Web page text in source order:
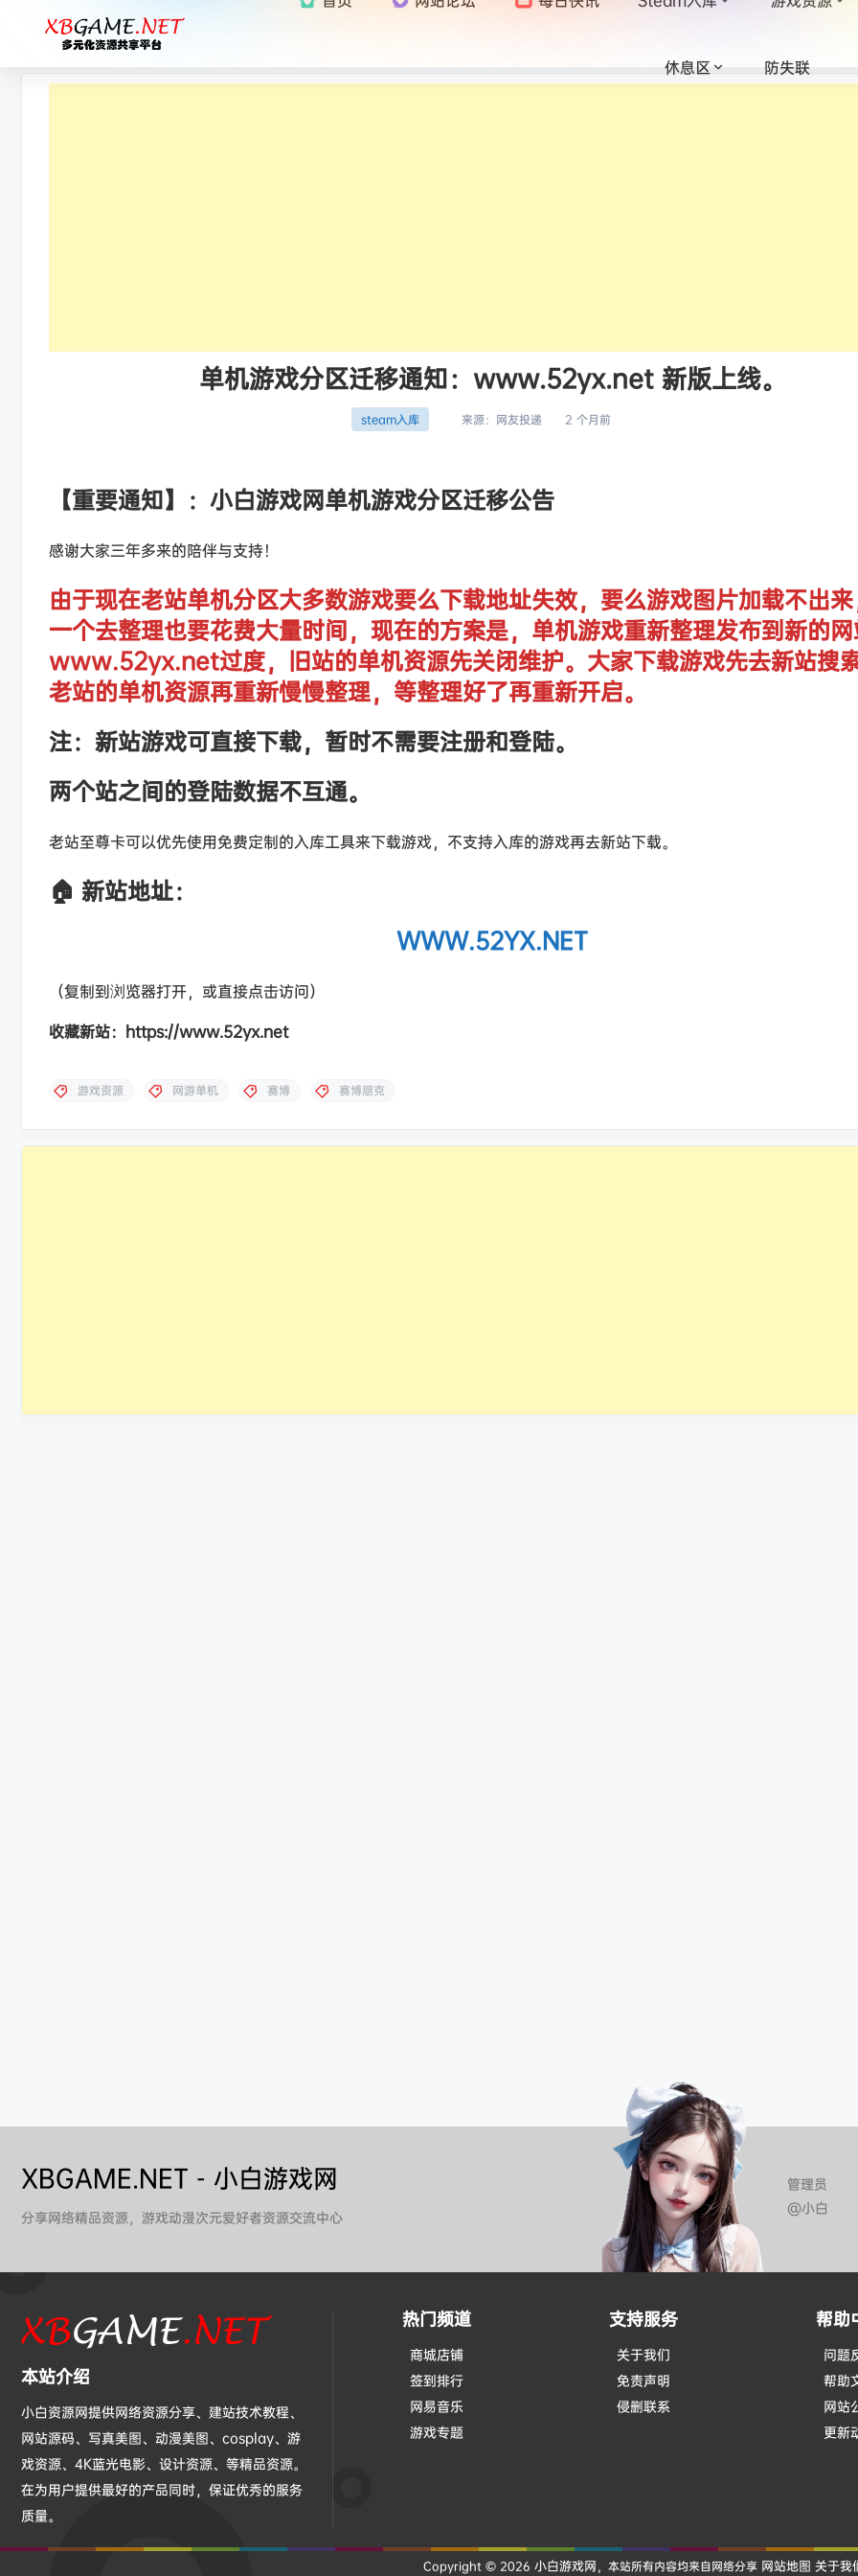
休息区 防失联
单机游戏分区迁移通知：www.52yx.net 新版上线。
steam入库 来源： 网友投递 2 个月前
【重要通知】：小白游戏网单机游戏分区迁移公告
感谢大家三年多来的陪伴与支持！
由于现在老站单机分区大多数游戏要么下载地址失效，要么游戏图片加载不出
一个去整理也要花费大量时间，现在的方案是，单机游戏重新整理发布到新的
www.52yx.net过度，旧站的单机资源先关闭维护。大家下载游戏先去新站搜
老站的单机资源再重新慢慢整理，等整理好了再重新开启。
注：新站游戏可直接下载，暂时不需要注册和登陆。
两个站之间的登陆数据不互通。
老站至尊卡可以优先使用免费定制的入库工具来下载游戏，不支持入库的游戏再去新站下载。
🏠 新站地址：
WWW.52YX.NET
（复制到浏览器打开，或直接点击访问）
收藏新站：https://www.52yx.net
游戏资源 网游单机 赛博 赛博朋克
XBGAME.NET - 小白游戏网
分享网络精品资源，游戏动漫次元爱好者资源交流中心
管理员
@小白
本站介绍
小白资源网提供网络资源分享、建站技术教程、
网站源码、写真美图、动漫美图、cosplay、游
戏资源、4K蓝光电影、设计资源、等精品资源。
在为用户提供最好的产品同时，保证优秀的服务
质量。
热门频道
商城店铺
签到排行
网易音乐
游戏专题
支持服务
关于我们
免责声明
侵删联系
帮助
问题
帮助
网站
更新
Copyright © 2026 小白游戏网，本站所有内容均来自网络分享 网站地图 关于我